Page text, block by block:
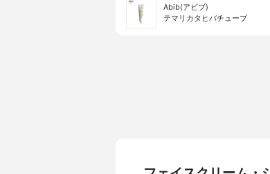
Abib(アビブ)
テマリカタヒバチューブ